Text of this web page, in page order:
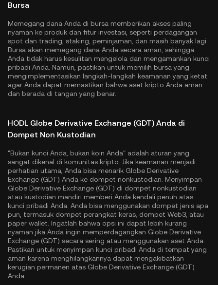
Bursa
Memegang dana Anda di bursa memberikan akses paling
nyaman ke produk dan fitur investasi, seperti perdagangan
spot dan trading, staking, peminjaman, dan masih banyak lagi.
Bursa akan memegang dana Anda secara aman, sehingga
Anda tidak harus kesulitan mengelola dan mengamankan kunci
pribadi Anda. Namun, pastikan untuk memilih bursa yang
mengimplementasikan langkah-langkah keamanan yang ketat
agar Anda dapat memastikan bahwa aset kripto Anda aman
dan berada di tangan yang benar.
HODL Globe Derivative Exchange (GDT) Anda di
Dompet Non Kustodian
"Bukan kunci Anda, bukan koin Anda" adalah aturan yang
sangat dikenal di komunitas kripto. Jika keamanan menjadi
perhatian utama, Anda bisa menarik Globe Derivative
Exchange (GDT) Anda ke dompet nonkustodian. Menyimpan
Globe Derivative Exchange (GDT) di dompet nonkustodian
atau kustodian mandiri memberi Anda kendali penuh atas
kunci pribadi Anda. Anda bisa menggunakan dompet jenis apa
pun, termasuk dompet perangkat keras, dompet Web3, atau
paper wallet. Ingatlah bahwa opsi ini dapat lebih kurang
nyaman jika Anda ingin memperdagangkan Globe Derivative
Exchange (GDT) secara sering atau menggunakan aset Anda.
Pastikan untuk menyimpan kunci pribadi Anda di tempat yang
aman karena menghilangkannya dapat mengakibatkan
kerugian permanen atas Globe Derivative Exchange (GDT)
Anda.